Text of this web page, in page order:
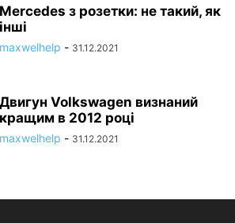
Mercedes з розетки: не такий, як
інші
maxwelhelp - 31.12.2021
Двигун Volkswagen визнаний
кращим в 2012 році
maxwelhelp - 31.12.2021